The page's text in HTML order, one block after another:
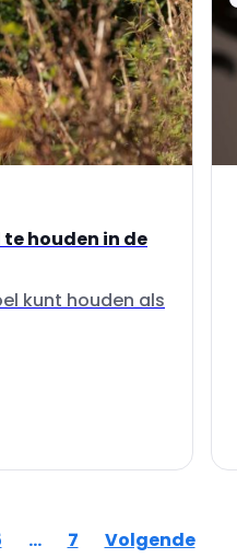
te houden in de
kunt houden als
… 7 Volgende